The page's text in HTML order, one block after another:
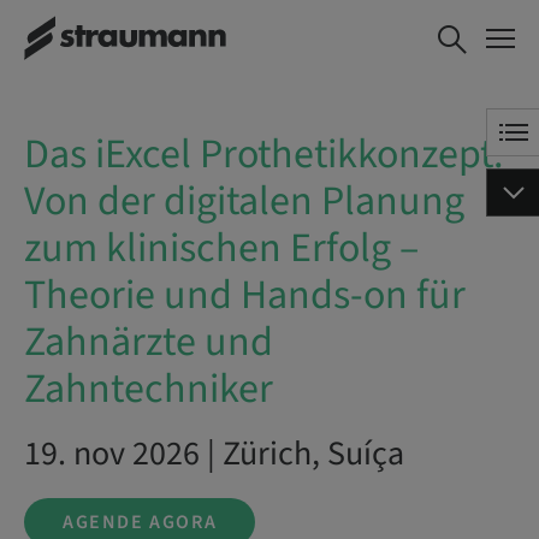
Das iExcel
Prothetikkonzept: Von der
und Hands-on für
Zahnärzte und
Zahntechniker
AGENDE AGORA
Das iExcel Prothetikkonzept:
Von der digitalen Planung
zum klinischen Erfolg –
Theorie und Hands-on für
Zahnärzte und
Zahntechniker
19. nov 2026 | Zürich, Suíça
AGENDE AGORA